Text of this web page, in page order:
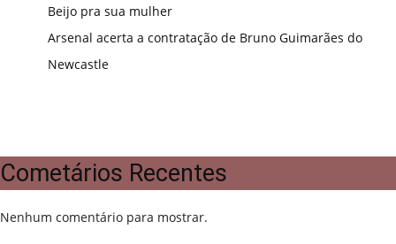
Beijo pra sua mulher
Arsenal acerta a contratação de Bruno Guimarães do
Newcastle
Cometários Recentes
Nenhum comentário para mostrar.